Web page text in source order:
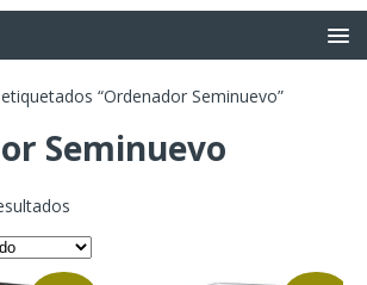
“Ordenador Seminuevo”
Seminuevo